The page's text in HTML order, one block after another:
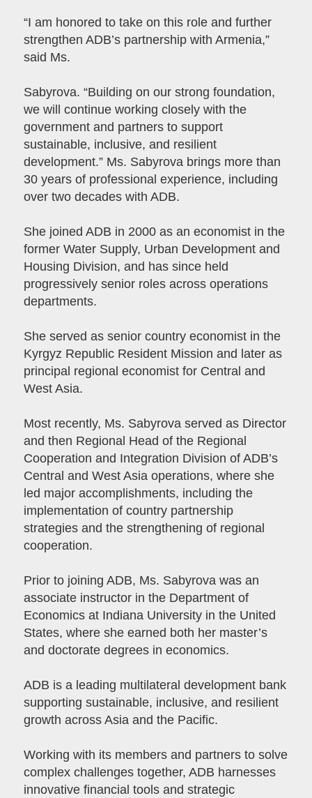
“I am honored to take on this role and further
strengthen ADB’s partnership with Armenia,”
said Ms.
Sabyrova. “Building on our strong foundation,
we will continue working closely with the
government and partners to support
sustainable, inclusive, and resilient
development.” Ms. Sabyrova brings more than
30 years of professional experience, including
over two decades with ADB.
She joined ADB in 2000 as an economist in the
former Water Supply, Urban Development and
Housing Division, and has since held
progressively senior roles across operations
departments.
She served as senior country economist in the
Kyrgyz Republic Resident Mission and later as
principal regional economist for Central and
West Asia.
Most recently, Ms. Sabyrova served as Director
and then Regional Head of the Regional
Cooperation and Integration Division of ADB’s
Central and West Asia operations, where she
led major accomplishments, including the
implementation of country partnership
strategies and the strengthening of regional
cooperation.
Prior to joining ADB, Ms. Sabyrova was an
associate instructor in the Department of
Economics at Indiana University in the United
States, where she earned both her master’s
and doctorate degrees in economics.
ADB is a leading multilateral development bank
supporting sustainable, inclusive, and resilient
growth across Asia and the Pacific.
Working with its members and partners to solve
complex challenges together, ADB harnesses
innovative financial tools and strategic